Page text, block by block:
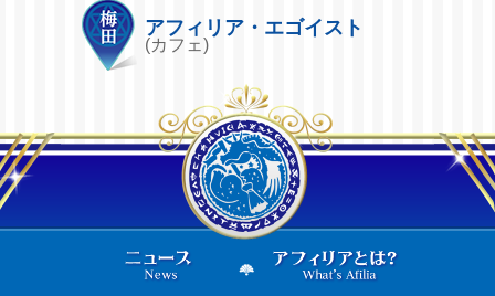
アフィリア・エゴイスト
(カフェ)